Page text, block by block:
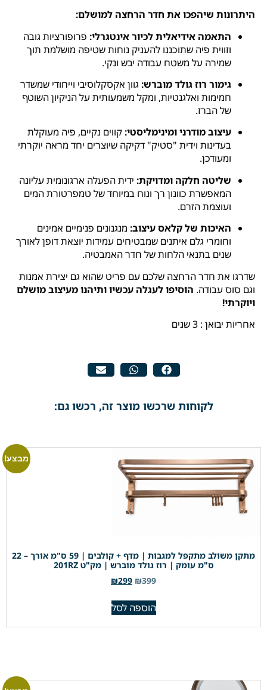
היתרונות שיהפכו את חדר הרחצה למושלם:
התאמה אידיאלית לכיור אינטגרלי: פרופורציות גובה
וזווית פיה שתוכננו להעניק נוחות שטיפה מושלמת תוך
שמירה על משטח עבודה יבש ונקי.
גימור רוז גולד מוברש: גוון אקסקלוסיבי וייחודי שמשדר
חמימות ואלגנטיות, ומקל משמעותית על הניקיון השוטף
של הברז.
עיצוב מודרני ומינימליסטי:קווים נקיים, פיה מעוקלת
בעדינות וידית "סטיק" דקיקה שיוצרים יחד מראה יוקרתי
ומעודכן.
שליטה חלקה ומדויקת: ידית הפעלה ארגונומית עליונה
המאפשרת כוונון רך ונוח במיוחד של טמפרטורת המים
ועוצמת הזרם.
האיכות של קלאס עיצוב: מנגנונים פנימיים אמינים
וחומרי גלם איתנים שמבטיחים עמידות יוצאת דופן לאורך
שנים בתנאי הלחות של חדר האמבטיה.
שדרגו את חדר הרחצה שלכם עם פריט שהוא גם יצירת אמנות
וגם סוס עבודה. הוסיפו לעגלה עכשיו ותיהנו מעיצוב מושלם
ויוקרתי!
אחריות יבואן : 3 שנים
לקוחות שרכשו מוצר זה, רכשו גם:
מבצע!
מתקן משולב מתקפל למגבות | מדף + קולבים | 59 ס"מ אורך – 22
ס"מ עומק | רוז גולד מוברש | מק"ט 201RZ
₪399
₪299
הוספה לסל